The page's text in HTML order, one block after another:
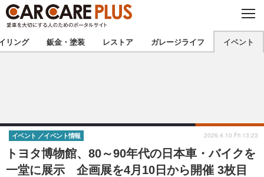
C
O
S
E
★カーケアプラス認定★ 厳選プロショップを地域から探す
甲信越 北陸
東海 関西
リング 鈑金・塗装 レストア ガレージライフ イベント
トヨタ博物館、80～90年代の日本車・バイクを
一堂に展示 企画展を4月10日から開催 3枚目
イベント イベント情報 2026.4.10 Fri 13:23